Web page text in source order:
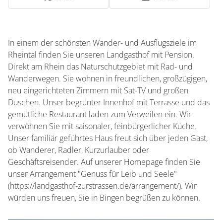
In einem der schönsten Wander- und Ausflugsziele im
Rheintal finden Sie unseren Landgasthof mit Pension.
Direkt am Rhein das Naturschutzgebiet mit Rad- und
Wanderwegen. Sie wohnen in freundlichen, großzügigen,
neu eingerichteten Zimmern mit Sat-TV und großen
Duschen. Unser begrünter Innenhof mit Terrasse und das
gemütliche Restaurant laden zum Verweilen ein. Wir
verwöhnen Sie mit saisonaler, feinbürgerlicher Küche.
Unser familiär geführtes Haus freut sich über jeden Gast,
ob Wanderer, Radler, Kurzurlauber oder
Geschäftsreisender. Auf unserer Homepage finden Sie
unser Arrangement "Genuss für Leib und Seele"
(https://landgasthof-zurstrassen.de/arrangement/). Wir
würden uns freuen, Sie in Bingen begrüßen zu können.